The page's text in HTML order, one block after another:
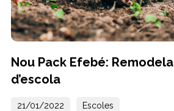
Nou Pack Efebé:
d’escola
21/01/2022 Escoles